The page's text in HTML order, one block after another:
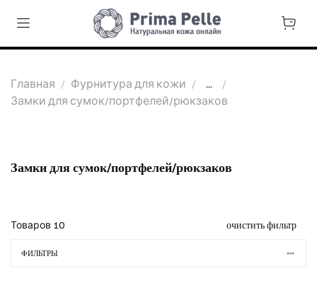
Главная Фурнитура для кожи
...
Замки для сумок/портфелей/рюкзаков
Замки для сумок/портфелей/рюкзаков
Товаров 10 очистить фильтр
ФИЛЬТРЫ